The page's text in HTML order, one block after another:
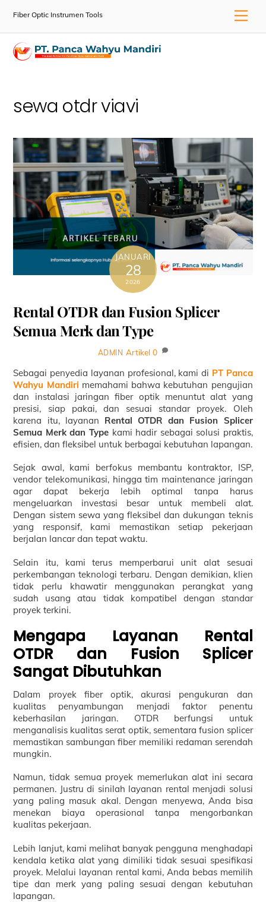
Fiber Optic Instrumen Tools
sewa otdr viavi
JANUARI
28
2026
Rental OTDR dan Fusion Splicer
Semua Merk dan Type
ADMIN Artikel 0
Sebagai penyedia layanan profesional, kami di PT Panca
Wahyu Mandiri memahami bahwa kebutuhan pengujian
dan instalasi jaringan fiber optik menuntut alat yang
presisi, siap pakai, dan sesuai standar proyek. Oleh
karena itu, layanan Rental OTDR dan Fusion Splicer
Semua Merk dan Typekami hadir sebagai solusi praktis,
efisien, dan fleksibel untuk berbagai kebutuhan lapangan.
Sejak awal, kami berfokus membantu kontraktor, ISP,
vendor telekomunikasi, hingga tim maintenance jaringan
agar dapat bekerja lebih optimal tanpa harus
mengeluarkan investasi besar untuk membeli alat.
Dengan sistem sewa yang fleksibel dan dukungan teknis
yang responsif, kami memastikan setiap pekerjaan
berjalan lancar dan tepat waktu.
Selain itu, kami terus memperbarui unit alat sesuai
perkembangan teknologi terbaru. Dengan demikian, klien
tidak perlu khawatir menggunakan perangkat yang
sudah usang atau tidak kompatibel dengan standar
proyek terkini.
Mengapa Layanan Rental
OTDR dan Fusion Splicer
Sangat Dibutuhkan
Dalam proyek fiber optik, akurasi pengukuran dan
kualitas penyambungan menjadi faktor penentu
keberhasilan jaringan. OTDR berfungsi untuk
menganalisis kualitas serat optik, sementara fusion splicer
memastikan sambungan fiber memiliki redaman serendah
mungkin.
Namun, tidak semua proyek memerlukan alat ini secara
permanen. Justru di sinilah layanan rental menjadi solusi
yang paling masuk akal. Dengan menyewa, Anda bisa
menekan biaya operasional tanpa mengorbankan
kualitas pekerjaan.
Lebih lanjut, kami melihat banyak pengguna menghadapi
kendala ketika alat yang dimiliki tidak sesuai spesifikasi
proyek. Melalui layanan rental kami, Anda bebas memilih
tipe dan merk yang paling sesuai dengan kebutuhan
lapangan.